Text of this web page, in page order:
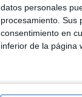
datos personales
procesamiento. Sus
consentimiento en
inferior de la página